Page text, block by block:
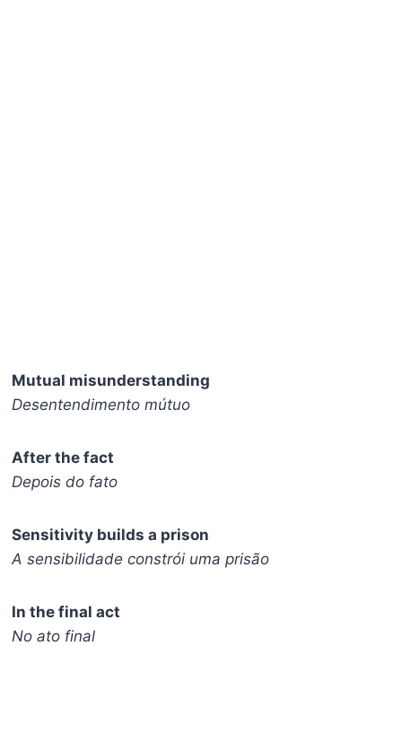
Mutual misunderstanding
Desentendimento mútuo
After the fact
Depois do fato
Sensitivity builds a prison
A sensibilidade constrói uma prisão
In the final act
No ato final